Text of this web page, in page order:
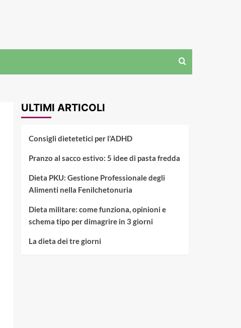
ULTIMI ARTICOLI
Consigli dietetetici per l’ADHD
Pranzo al sacco estivo: 5 idee di pasta fredda
Dieta PKU: Gestione Professionale degli
Alimenti nella Fenilchetonuria
Dieta militare: come funziona, opinioni e
schema tipo per dimagrire in 3 giorni
La dieta dei tre giorni